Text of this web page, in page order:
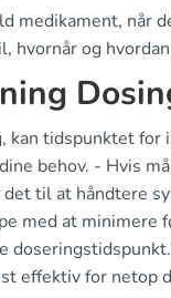
medikament, når
hvornår og
kan tidspunktet
behov. - Hvis
til at håndtere
med at minimere
effektiv for netop